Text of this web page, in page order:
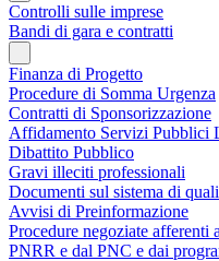
Controlli sulle imprese
Bandi di gara e contratti
Finanza di Progetto
Procedure di Somma Urgenza
Contratti di Sponsorizzazione
Affidamento Servizi Pubblici
Dibattito Pubblico
Gravi illeciti professionali
Documenti sul sistema di
Avvisi di Preinformazione
Procedure negoziate
PNRR e dal PNC e dai